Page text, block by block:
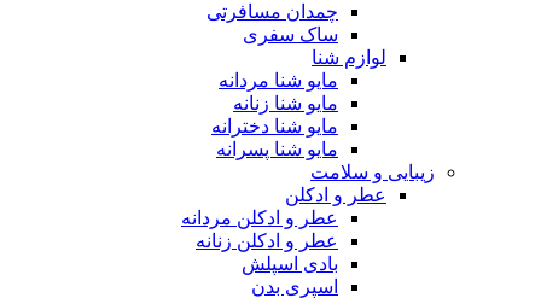
چمدان مسافرتی
ساک سفری
لوازم شنا
مایو شنا مردانه
مایو شنا زنانه
مایو شنا دخترانه
مایو شنا پسرانه
زیبایی و سلامت
عطر و ادکلن
عطر و ادکلن مردانه
عطر و ادکلن زنانه
بادی اسپلش
اسپری بدن